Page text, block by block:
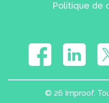
Politique de
© 26 Improof.